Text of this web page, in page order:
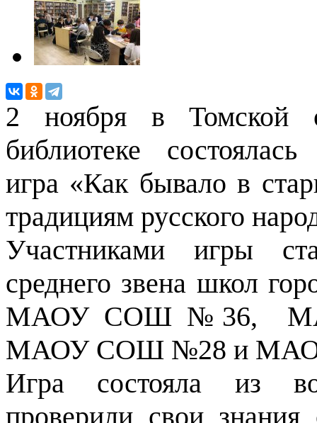
2 ноября в Томской
библиотеке
игра «Как бывало в
традициям русского
Участниками игры
среднего звена школ
МАОУ СОШ №36,
МАОУ СОШ №28 и
Игра состояла из
проверили свои